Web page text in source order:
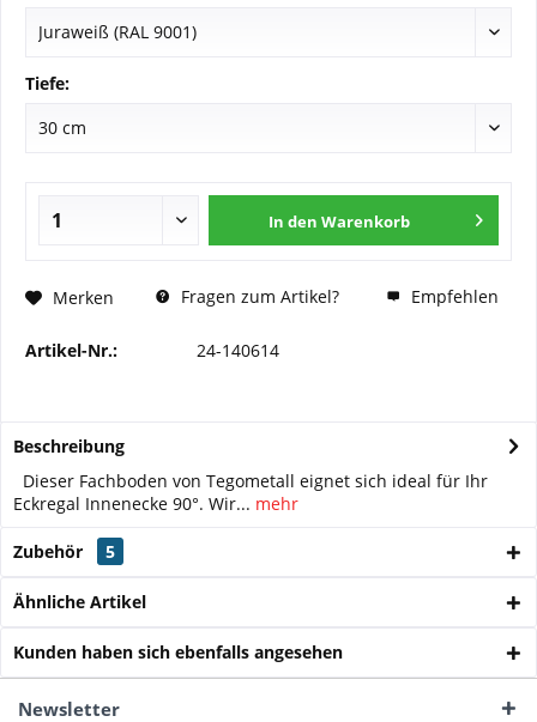
Tiefe:
In den Warenkorb
Merken Fragen zum Artikel? Empfehlen
Artikel-Nr.: 24-140614
Beschreibung
Dieser Fachboden von Tegometall eignet sich ideal für Ihr
Eckregal Innenecke 90°. Wir... mehr
Zubehör 5
Ähnliche Artikel
Kunden haben sich ebenfalls angesehen
Newsletter